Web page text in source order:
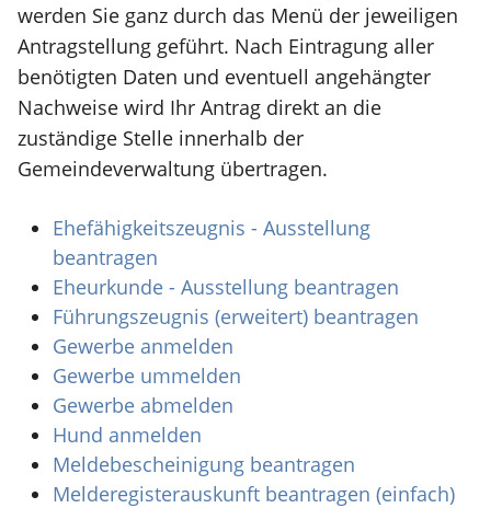
werden Sie ganz durch das Menü der jeweiligen
Antragstellung geführt. Nach Eintragung aller
benötigten Daten und eventuell angehängter
Nachweise wird Ihr Antrag direkt an die
zuständige Stelle innerhalb der
Gemeindeverwaltung übertragen.
Ehefähigkeitszeugnis - Ausstellung
beantragen
Eheurkunde - Ausstellung beantragen
Führungszeugnis (erweitert) beantragen
Gewerbe anmelden
Gewerbe ummelden
Gewerbe abmelden
Hund anmelden
Meldebescheinigung beantragen
Melderegisterauskunft beantragen (einfach)